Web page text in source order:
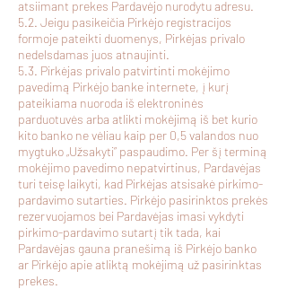
atsiimant prekes Pardavėjo nurodytu adresu.
5.2. Jeigu pasikeičia Pirkėjo registracijos
formoje pateikti duomenys, Pirkėjas privalo
nedelsdamas juos atnaujinti.
5.3. Pirkėjas privalo patvirtinti mokėjimo
pavedimą Pirkėjo banke internete, į kurį
pateikiama nuoroda iš elektroninės
parduotuvės arba atlikti mokėjimą iš bet kurio
kito banko ne vėliau kaip per 0,5 valandos nuo
mygtuko „Užsakyti” paspaudimo. Per šį terminą
mokėjimo pavedimo nepatvirtinus, Pardavėjas
turi teisę laikyti, kad Pirkėjas atsisakė pirkimo-
pardavimo sutarties. Pirkėjo pasirinktos prekės
rezervuojamos bei Pardavėjas imasi vykdyti
pirkimo-pardavimo sutartį tik tada, kai
Pardavėjas gauna pranešimą iš Pirkėjo banko
ar Pirkėjo apie atliktą mokėjimą už pasirinktas
prekes.